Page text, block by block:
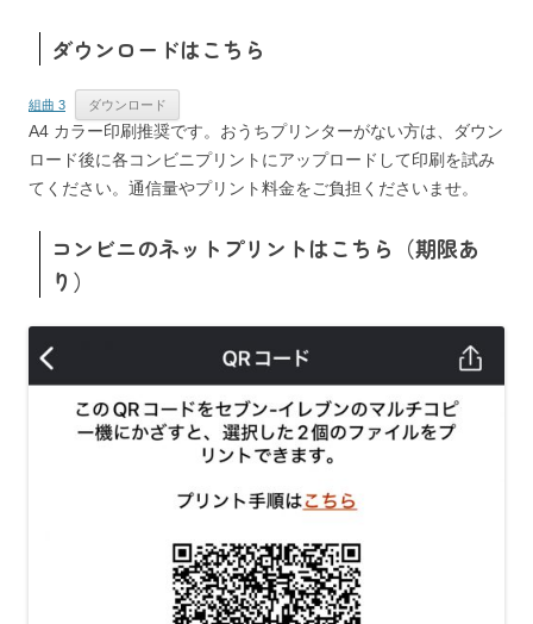
ダウンロードはこちら
組曲 3 ダウンロード
A4 カラー印刷推奨です。おうちプリンターがない方は、ダウン
ロード後に各コンビニプリントにアップロードして印刷を試み
てください。通信量やプリント料金をご負担くださいませ。
コンビニのネットプリントはこちら（期限あ
り）